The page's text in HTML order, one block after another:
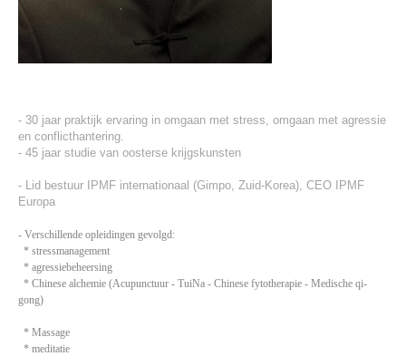
TOEPASSINGEN
Massage / Chinese alchemie
KLANTEN
KRIJGSKUNST
- 30 jaar praktijk ervaring in omgaan met stress, omgaan met agressie
en conflicthantering.
- 45 jaar studie van oosterse krijgskunsten
- Lid bestuur IPMF internationaal (Gimpo, Zuid-Korea), CEO IPMF
Europa
- Verschillende opleidingen gevolgd:
* stressmanagement
* agressiebeheersing
* Chinese alchemie (Acupunctuur - TuiNa - Chinese fytotherapie - Medische qi-
gong)
* Massage
* meditatie